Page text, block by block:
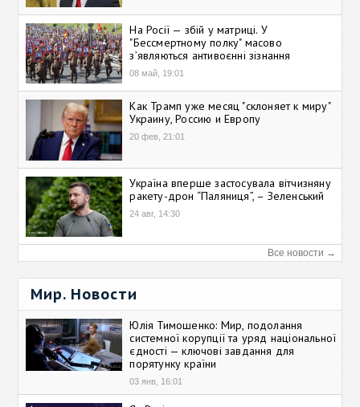
На Росії — збій у матриці. У
"Бессмертному полку" масово
зʼявляються антивоєнні зізнання
08 май, 19:01
Как Трамп уже месяц "склоняет к миру"
Украину, Россию и Европу
20 фев, 21:01
Україна вперше застосувала вітчизняну
ракету-дрон “Паляниця”, – Зеленський
24 авг, 14:30
Все новости →
Мир. Новости
Юлія Тимошенко: Мир, подолання
системної корупції та уряд національної
єдності — ключові завдання для
порятунку країни
03 янв, 16:01